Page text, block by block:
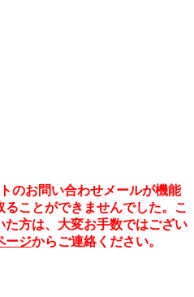
のお問い合わせメールが機能
ることができませんでした。こ
方は、大変お手数ではござい
ージからご連絡ください。